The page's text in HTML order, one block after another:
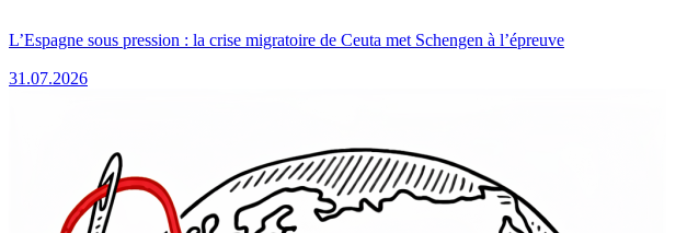
L’Espagne sous pression : la crise migratoire de Ceuta met Schengen à l’épreuve
31.07.2026